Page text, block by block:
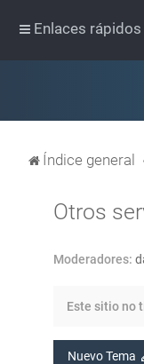
Enlaces rápidos
Índice general
Otros
Moderadores:
Este sitio no
Nuevo Tema